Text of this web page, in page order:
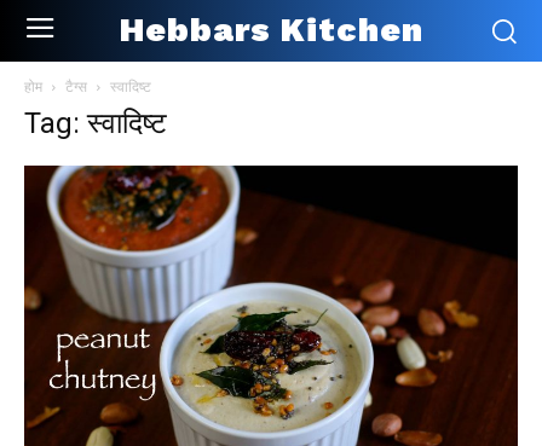
Hebbars Kitchen
होम टैग्स स्वादिष्ट
Tag: स्वादिष्ट